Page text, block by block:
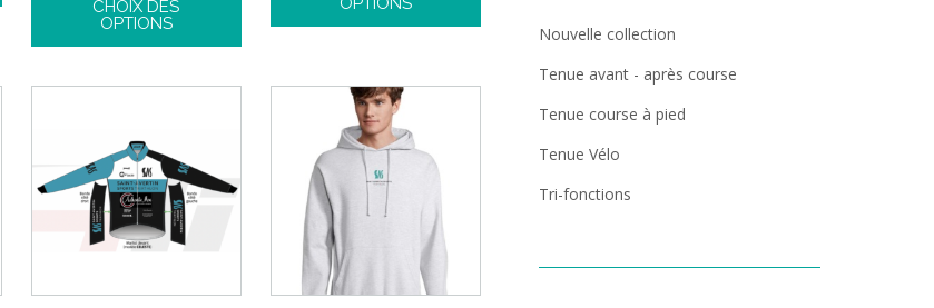
CHOIX DES
OPTIONS
Nouvelle collection
Tenue avant - après course
Tenue course à pied
Tenue Vélo
Tri-fonctions